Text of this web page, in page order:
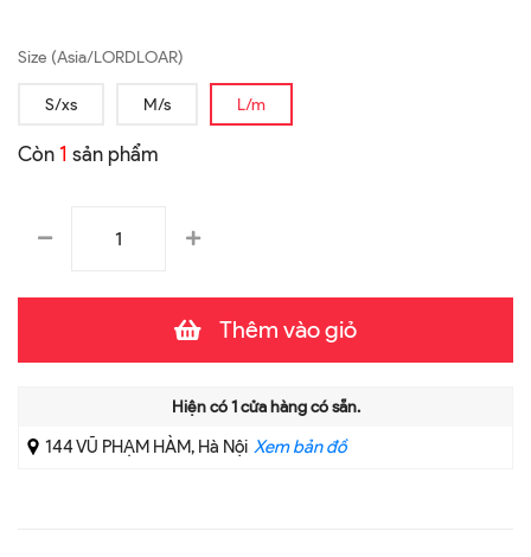
Size (Asia/LORDLOAR)
S/xs M/s L/m
Còn 1 sản phẩm
Thêm vào giỏ
Hiện có1cửa hàng có sẵn.
144 VŨ PHẠM HÀM, Hà Nội Xem bản đồ